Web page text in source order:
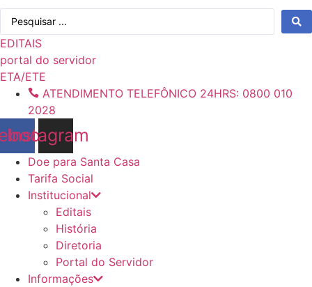
para
o
conteúdo
Pesquisar
EDITAIS
portal do servidor
ETA/ETE
ATENDIMENTO TELEFÔNICO 24HRS: 0800 010
2028
Instagram
Doe para Santa Casa
Tarifa Social
Institucional
Editais
História
Diretoria
Portal do Servidor
Informações